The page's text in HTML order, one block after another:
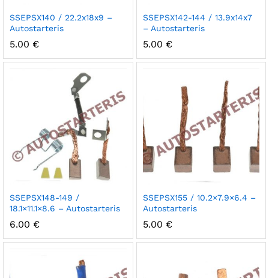
SSEPSX140 / 22.2x18x9 –
Autostarteris
5.00 €
SSEPSX142-144 / 13.9x14x7
– Autostarteris
5.00 €
SSEPSX148-149 /
18.1×11.1×8.6 – Autostarteris
6.00 €
SSEPSX155 / 10.2×7.9×6.4 –
Autostarteris
5.00 €